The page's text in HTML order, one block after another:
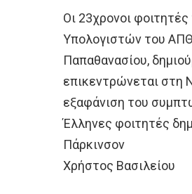
Οι 23χρονοι
Υπολογιστών του
Παπαθανασίου,
επικεντρώνεται στη
εξαφάνιση του
Έλληνες φοιτητές
Πάρκινσον
Χρήστος Βασιλείου